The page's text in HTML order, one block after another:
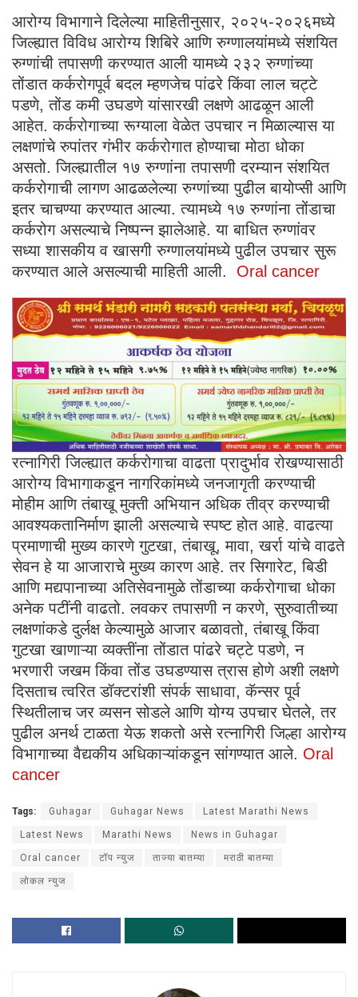
आरोग्य विभागाने दिलेल्या माहितीनुसार, २०२५-२०२६मध्ये
जिल्ह्यात विविध आरोग्य शिबिरे आणि रुग्णालयांमध्ये संशयित
रुग्णांची तपासणी करण्यात आली यामध्ये २३२ रुग्णांच्या
तोंडात कर्करोगपूर्व बदल म्हणजेच पांढरे किंवा लाल चट्टे
पडणे, तोंड कमी उघडणे यांसारखी लक्षणे आढळून आली
आहेत. कर्करोगाच्या रूग्याला वेळेत उपचार न मिळाल्यास या
लक्षणांचे रुपांतर गंभीर कर्करोगात होण्याचा मोठा धोका
असतो. जिल्ह्यातील १७ रुग्णांना तपासणी दरम्यान संशयित
कर्करोगाची लागण आढळलेल्या रुग्णांच्या पुढील बायोप्सी आणि
इतर चाचण्या करण्यात आल्या. त्यामध्ये १७ रुग्णांना तोंडाचा
कर्करोग असल्याचे निष्पन्न झालेआहे. या बाधित रुग्णांवर
सध्या शासकीय व खासगी रुग्णालयांमध्ये पुढील उपचार सुरू
करण्यात आले असल्याची माहिती आली. Oral cancer
रत्नागिरी जिल्ह्यात कर्करोगाचा वाढता प्रादुर्भाव रोखण्यासाठी
आरोग्य विभागाकडून नागरिकांमध्ये जनजागृती करण्याची
मोहीम आणि तंबाखू मुक्ती अभियान अधिक तीव्र करण्याची
आवश्यकतानिर्माण झाली असल्याचे स्पष्ट होत आहे. वाढत्या
प्रमाणाची मुख्य कारणे गुटखा, तंबाखू, मावा, खर्रा यांचे वाढते
सेवन हे या आजाराचे मुख्य कारण आहे. तर सिगारेट, बिडी
आणि मद्यपानाच्या अतिसेवनामुळे तोंडाच्या कर्करोगाचा धोका
अनेक पटींनी वाढतो. लवकर तपासणी न करणे, सुरुवातीच्या
लक्षणांकडे दुर्लक्ष केल्यामुळे आजार बळावतो, तंबाखू किंवा
गुटखा खाणाऱ्या व्यक्तींना तोंडात पांढरे चट्टे पडणे, न
भरणारी जखम किंवा तोंड उघडण्यास त्रास होणे अशी लक्षणे
दिसताच त्वरित डॉक्टरांशी संपर्क साधावा, कॅन्सर पूर्व
स्थितीलाच जर व्यसन सोडले आणि योग्य उपचार घेतले, तर
पुढील अनर्थ टाळता येऊ शकतो असे रत्नागिरी जिल्हा आरोग्य
विभागाच्या वैद्यकीय अधिकाऱ्यांकडून सांगण्यात आले. Oral
cancer
Tags: Guhagar Guhagar News Latest Marathi News
Latest News Marathi News News in Guhagar
Oral cancer टॉप न्युज ताज्या बातम्या मराठी बातम्या
लोकल न्युज